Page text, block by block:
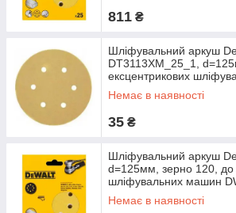
811 ₴
Шліфувальний аркуш
DT3113XM_25_1,
ексцентрикових
DW423/ES55, 1 штука.
Немає в наявності
35 ₴
Шліфувальний аркуш
d=125мм, зерно 120, до
шліфувальних машин
Немає в наявності